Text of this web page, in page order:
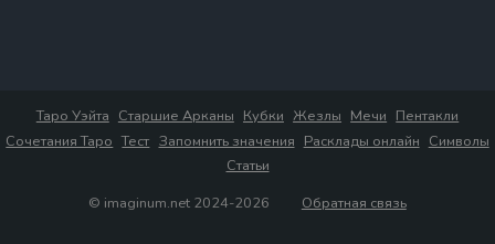
Таро Уэйта Старшие Арканы Кубки Жезлы Мечи Пентакли
Сочетания Таро Тест Запомнить значения Расклады онлайн Символы
Статьи
© imaginum.net 2024-2026
Обратная связь